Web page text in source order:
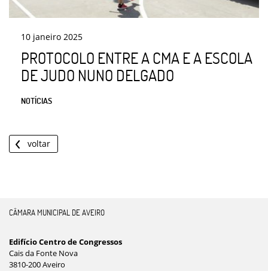
10 janeiro 2025
PROTOCOLO ENTRE A CMA E A ESCOLA
DE JUDO NUNO DELGADO
NOTÍCIAS
voltar
CÂMARA MUNICIPAL DE AVEIRO
Edifício Centro de Congressos
Cais da Fonte Nova
3810-200 Aveiro